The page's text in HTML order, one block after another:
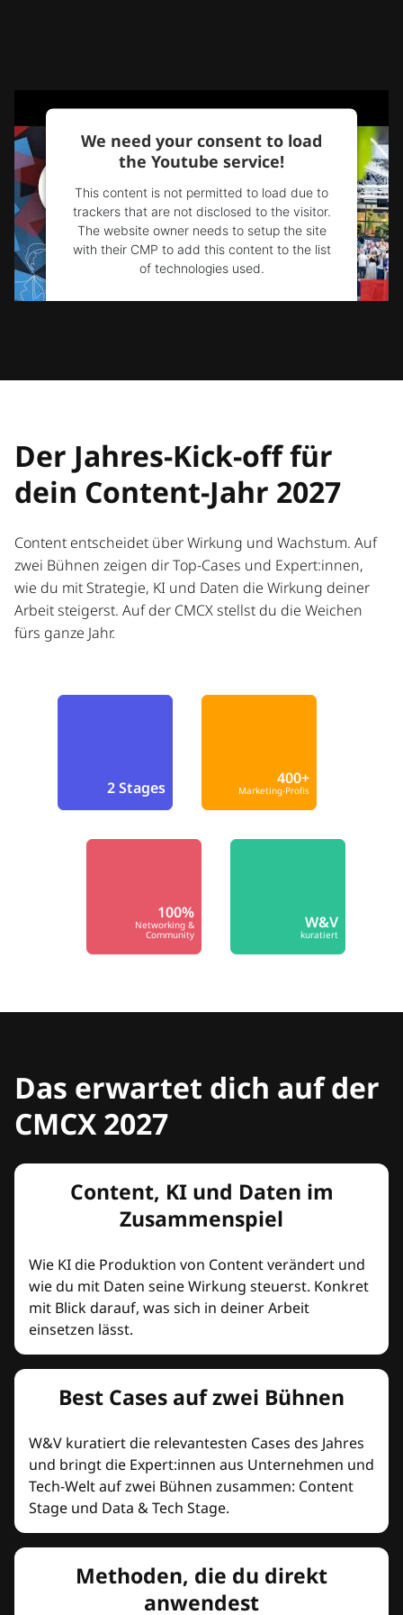
We need your consent to load
the Youtube service!
This content is not permitted to load due to
trackers that are not disclosed to the visitor.
The website owner needs to setup the site
with their CMP to add this content to the list
of technologies used.
Powered byUsercentrics Consent
Der Jahres-Kick-off für
dein Content-Jahr 2027
Content entscheidet über Wirkung und Wachstum. Auf
zwei Bühnen zeigen dir Top-Cases und Expert:innen,
wie du mit Strategie, KI und Daten die Wirkung deiner
Arbeit steigerst. Auf der CMCX stellst du die Weichen
fürs ganze Jahr.
2 Stages 400+
Marketing-Profis
100%
Networking &
Community
W&V
kuratiert
Das erwartet dich auf der
CMCX 2027
Content, KI und Daten im
Zusammenspiel
Wie KI die Produktion von Content verändert und
wie du mit Daten seine Wirkung steuerst. Konkret
mit Blick darauf, was sich in deiner Arbeit
einsetzen lässt.
Best Cases auf zwei Bühnen
W&V kuratiert die relevantesten Cases des Jahres
und bringt die Expert:innen aus Unternehmen und
Tech-Welt auf zwei Bühnen zusammen: Content
Stage und Data & Tech Stage.
Methoden, die du direkt
anwendest